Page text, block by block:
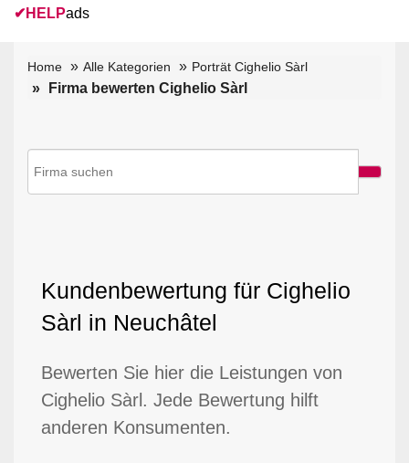
✔ HELPads
Home Alle Kategorien Porträt Cighelio Sàrl
Firma bewerten Cighelio Sàrl
Kundenbewertung für Cighelio
Sàrl in Neuchâtel
Bewerten Sie hier die Leistungen von
Cighelio Sàrl. Jede Bewertung hilft
anderen Konsumenten.